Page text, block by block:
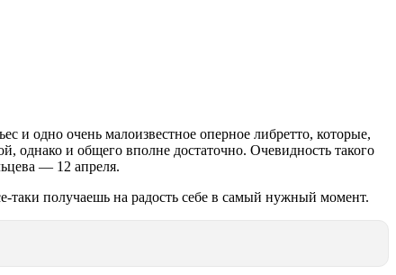
и одно очень малоизвестное оперное либретто, которые,
однако и общего вполне достаточно. Очевидность такого
— 12 апреля.
получаешь на радость себе в самый нужный момент.